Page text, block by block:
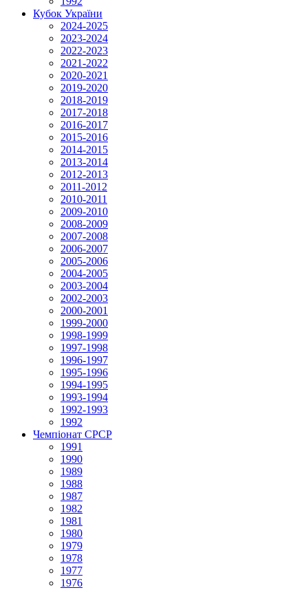
Кубок України
2024-2025
2023-2024
2022-2023
2021-2022
2020-2021
2019-2020
2018-2019
2017-2018
2016-2017
2015-2016
2014-2015
2013-2014
2012-2013
2011-2012
2010-2011
2009-2010
2008-2009
2007-2008
2006-2007
2005-2006
2004-2005
2003-2004
2002-2003
2000-2001
1999-2000
1998-1999
1997-1998
1996-1997
1995-1996
1994-1995
1993-1994
1992-1993
1992
Чемпіонат СРСР
1991
1990
1989
1988
1987
1982
1981
1980
1979
1978
1977
1976